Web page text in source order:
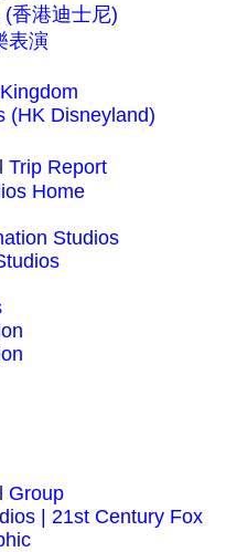
香港迪士尼)
表演
(HK Disneyland)
Trip Report
Home
Studios
Group
| 21st Century Fox